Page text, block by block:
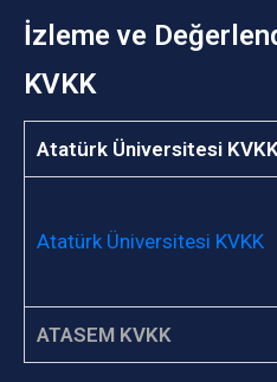
İzleme ve
KVKK
Atatürk Üniversitesi
Atatürk Üniversitesi KVKK
ATASEM KVKK